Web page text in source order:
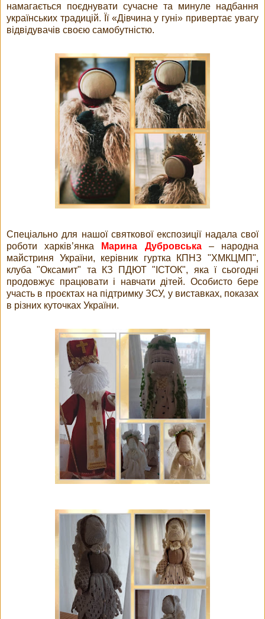
намагається поєднувати сучасне та минуле надбання
українських традицій. Її «Дівчина у гуні» привертає увагу
відвідувачів своєю самобутністю.
Спеціально для нашої святкової експозиції надала свої
роботи харків’янка
Марина Дубровська– народна
майстриня України, керівник гуртка КПНЗ "ХМКЦМП",
клуба "Оксамит" та КЗ ПДЮТ "ІСТОК", яка ї сьогодні
продовжує працювати і навчати дітей. Особисто бере
участь в проєктах на підтримку ЗСУ, у виставках, показах
в різних куточках України.